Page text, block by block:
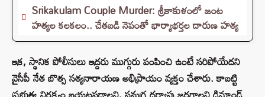
Srikakulam Couple Murder: శ్రీకాకుళంలో జంట
హత్యల కలకలం.. చేతబడి నెపంతో భార్యాభర్తల దారుణ హత్య
ఇక, స్థానిక పోలీసులు ఇద్దరు ముగ్గురు పంపించి ఉంటే సరిపోయేదని
వైసీపీ నేత బొత్స సత్యనారాయణ అభిప్రాయం వ్యక్తం చేశారు. కాబట్టి